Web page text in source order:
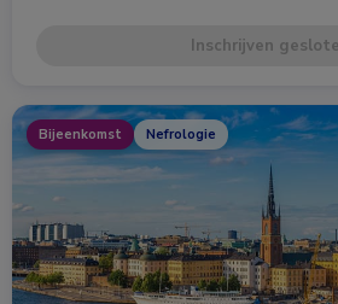
Inschrijven
Bijeenkomst Nefrologie